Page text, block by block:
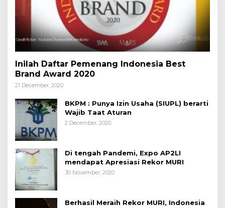
Inilah Daftar Pemenang Indonesia Best
Brand Award 2020
21 December, 2020
BKPM : Punya Izin Usaha (SIUPL) berarti
Wajib Taat Aturan
2 December, 2020
Di tengah Pandemi, Expo AP2LI
mendapat Apresiasi Rekor MURI
30 November, 2020
Berhasil Meraih Rekor MURI, Indonesia